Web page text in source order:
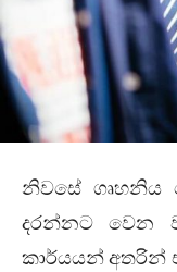
නිවසේ ගෘහනිය
දරන්නට වෙන
කාර්යයන් අතරින්